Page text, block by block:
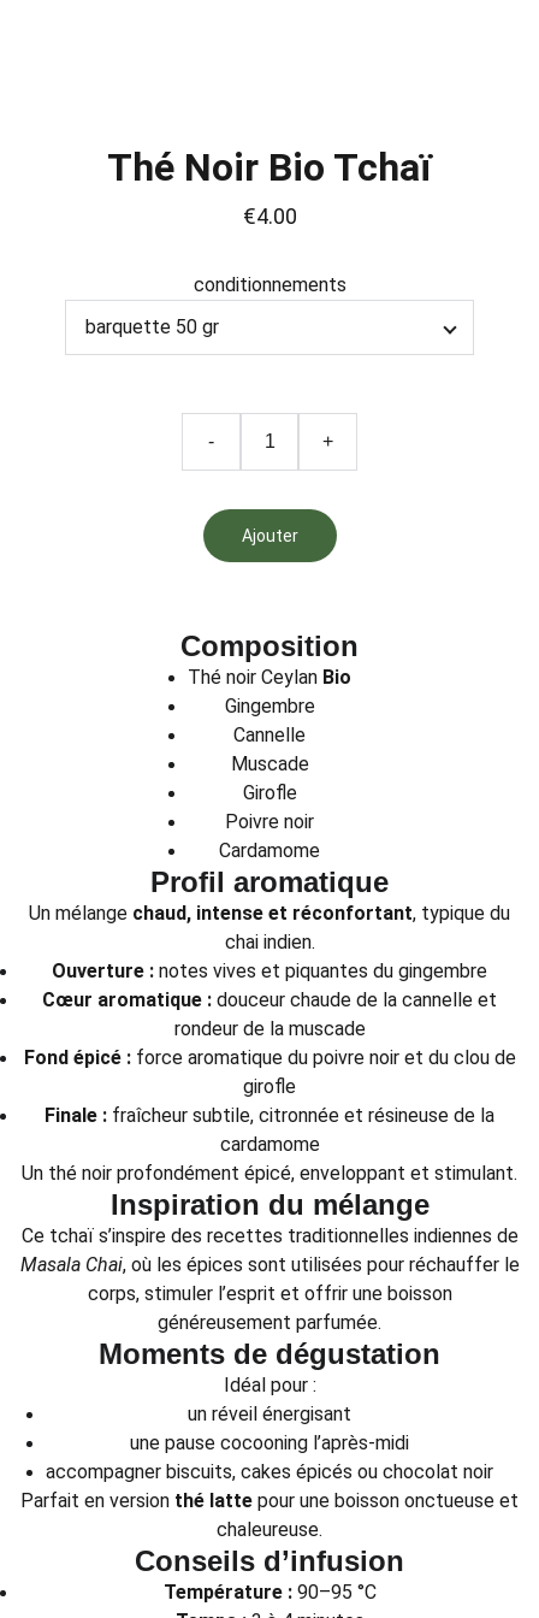
Thé Noir Bio Tchaï
€4.00
conditionnements
- +
Ajouter
Composition
Thé noir Ceylan Bio
Gingembre
Cannelle
Muscade
Girofle
Poivre noir
Cardamome
Profil aromatique
Un mélange chaud, intense et réconfortant, typique du
chai indien.
Ouverture : notes vives et piquantes du gingembre
Cœur aromatique : douceur chaude de la cannelle et
rondeur de la muscade
Fond épicé :force aromatique du poivre noir et du clou de
girofle
Finale : fraîcheur subtile, citronnée et résineuse de la
cardamome
Un thé noir profondément épicé, enveloppant et stimulant.
Inspiration du mélange
Ce tchaï s’inspire des recettes traditionnelles indiennes de
Masala Chai, où les épices sont utilisées pour réchauffer le
corps, stimuler l’esprit et offrir une boisson
généreusement parfumée.
Moments de dégustation
Idéal pour :
un réveil énergisant
une pause cocooning l’après-midi
accompagner biscuits, cakes épicés ou chocolat noir
Parfait en version thé latte pour une boisson onctueuse et
chaleureuse.
Conseils d’infusion
Température :90–95 °C